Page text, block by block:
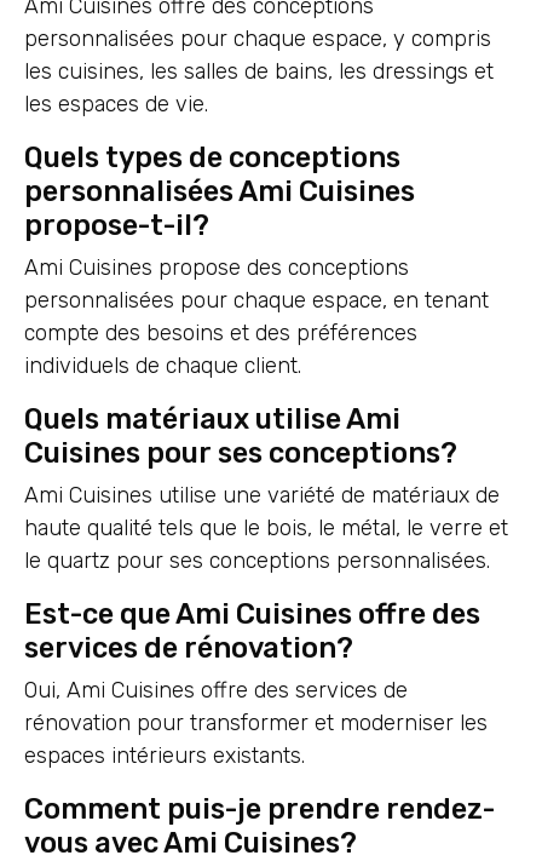
Ami Cuisines offre des conceptions
personnalisées pour chaque espace, y compris
les cuisines, les salles de bains, les dressings et
les espaces de vie.
Quels types de conceptions
personnalisées Ami Cuisines
propose-t-il?
Ami Cuisines propose des conceptions
personnalisées pour chaque espace, en tenant
compte des besoins et des préférences
individuels de chaque client.
Quels matériaux utilise Ami
Cuisines pour ses conceptions?
Ami Cuisines utilise une variété de matériaux de
haute qualité tels que le bois, le métal, le verre et
le quartz pour ses conceptions personnalisées.
Est-ce que Ami Cuisines offre des
services de rénovation?
Oui, Ami Cuisines offre des services de
rénovation pour transformer et moderniser les
espaces intérieurs existants.
Comment puis-je prendre rendez-
vous avec Ami Cuisines?